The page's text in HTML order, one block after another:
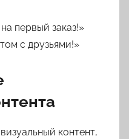
первый заказ!»
с друзьями!»
контент,